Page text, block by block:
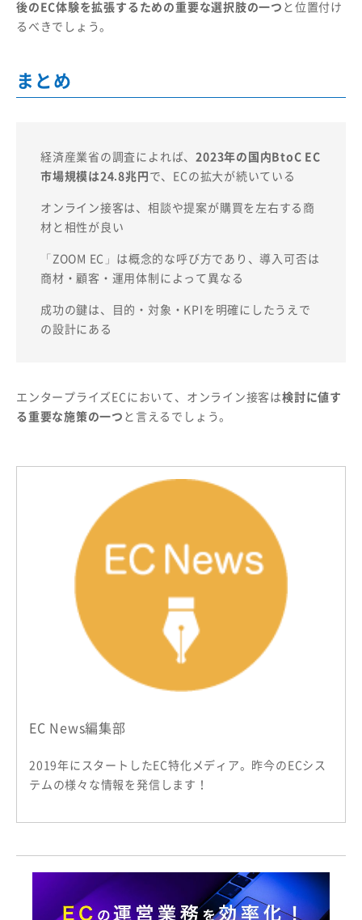
後のEC体験を拡張するための重要な選択肢の一つ と位置付け
るべきでしょう。
まとめ
経済産業省の調査によれば、2023年の国内BtoC EC
市場規模は24.8兆円で、ECの拡大が続いている
オンライン接客は、相談や提案が購買を左右する商
材と相性が良い
「ZOOM EC」は概念的な呼び方であり、導入可否は
商材・顧客・運用体制によって異なる
成功の鍵は、目的・対象・KPIを明確にしたうえで
の設計にある
エンタープライズECにおいて、オンライン接客は検討に値す
る重要な施策の一つ と言えるでしょう。
EC News編集部
2019年にスタートしたEC特化メディア。昨今のECシス
テムの様々な情報を発信します！